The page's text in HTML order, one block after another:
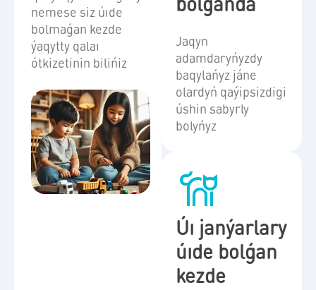
nemese siz úıde
bolmaǵan kezde
ýaqytty qalaı
ótkizetinin bilińiz
Jaqyn
adamdaryńyzdy
baqylańyz jáne
olardyń qaýipsizdigi
úshin sabyrly
bolyńyz
Úı janýarlary
úıde bolǵan
kezde